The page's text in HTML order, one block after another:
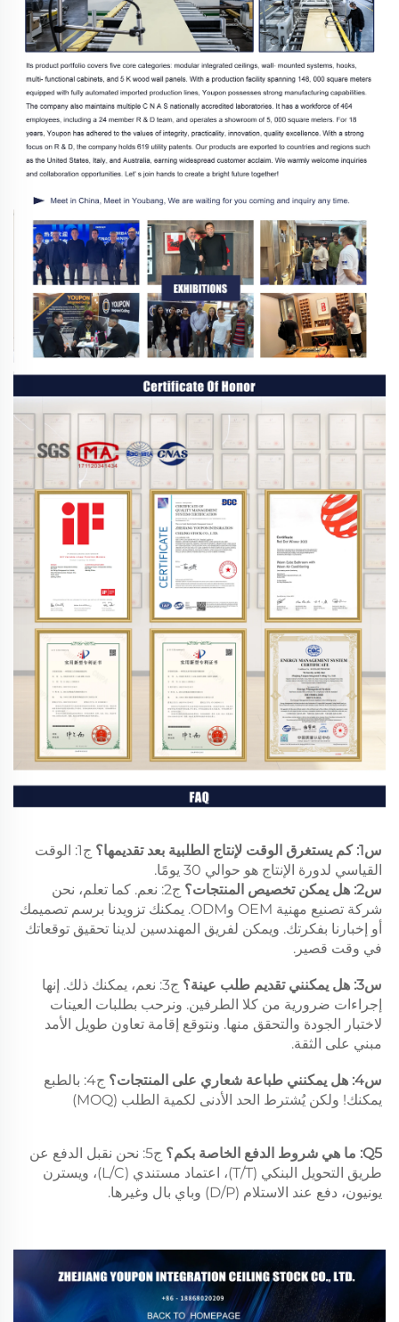
س1: كم يستغرق الوقت لإنتاج الطلبية بعد تقديمها؟
القياسي لدورة الإنتاج هو حوالي 30 يومًا.
س2: هل يمكن تخصيص المنتجات؟
في وقت قصير.
س3: هل يمكنني تقديم طلب عينة؟
مبني على الثقة.
س4: هل يمكنني طباعة شعاري على المنتجات؟
يمكنك! ولكن يُشترط الحد الأدنى لكمية الطلب (MOQ)
Q5: ما هي شروط الدفع الخاصة بكم؟
يونيون، دفع عند الاستلام (D/P) وباي بال وغيرها.